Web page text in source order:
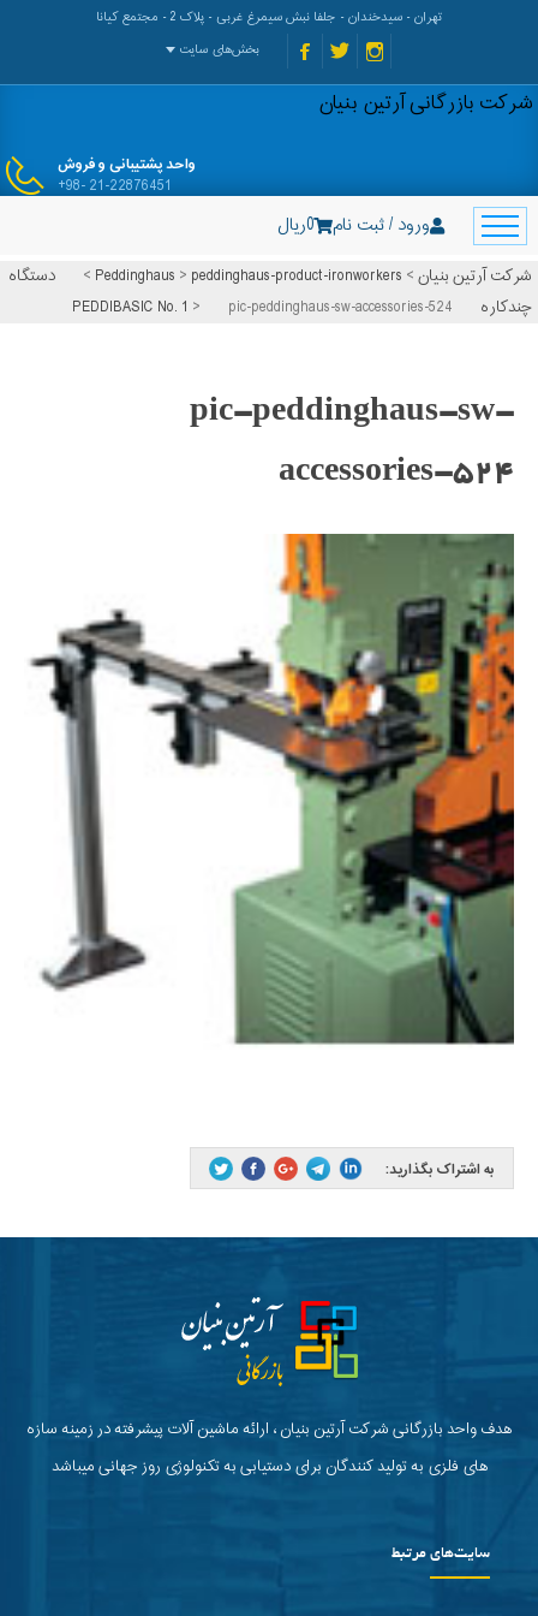
تهران - سیدخندان - جلفا نبش سیمرغ غربی - پلاک 2 - مجتمع کیانا
بخش‌های سایت
شرکت بازرگانی آرتین بنیان
واحد پشتیبانی و فروش
+98- 21-22876451
ورود / ثبت نام 0ریال
شرکت آرتین بنیان>
Peddinghaus > peddinghaus-product-ironworkers
>
دستگاه
چندکاره PEDDIBASIC No. 1
> pic-peddinghaus-sw-accessories-524
pic-peddinghaus-sw-
accessories-524
به اشتراک بگذارید:
هدف واحد بازرگانی شرکت آرتین بنیان ، ارائه ماشین آلات پیشرفته در زمینه سازه
های فلزی به تولید کنندگان برای دستیابی به تکنولوژی روز جهانی میباشد
سایت‌های مرتبط